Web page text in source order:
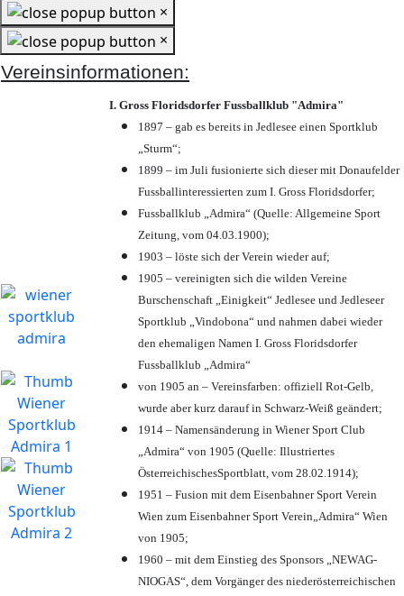
×
×
Vereinsinformationen:
I. Gross Floridsdorfer Fussballklub "Admira"
1897 – gab es bereits in Jedlesee einen Sportklub
„Sturm“;
1899 – im Juli fusionierte sich dieser mit Donaufelder
Fussballinteressierten zum I. Gross Floridsdorfer;
Fussballklub „Admira“ (Quelle: Allgemeine Sport
Zeitung, vom 04.03.1900);
1903 – löste sich der Verein wieder auf;
1905 – vereinigten sich die wilden Vereine
Burschenschaft „Einigkeit“ Jedlesee und Jedleseer
Sportklub „Vindobona“ und nahmen dabei wieder
den ehemaligen Namen I. Gross Floridsdorfer
Fussballklub „Admira“
von 1905 an – Vereinsfarben: offiziell Rot-Gelb,
wurde aber kurz darauf in Schwarz-Weiß geändert;
1914 – Namensänderung in Wiener Sport Club
„Admira“ von 1905 (Quelle: Illustriertes
ÖsterreichischesSportblatt, vom 28.02.1914);
1951 – Fusion mit dem Eisenbahner Sport Verein
Wien zum Eisenbahner Sport Verein„Admira“ Wien
von 1905;
1960 – mit dem Einstieg des Sponsors „NEWAG-
NIOGAS“, dem Vorgänger des niederösterreichischen